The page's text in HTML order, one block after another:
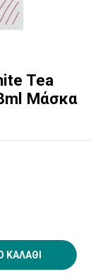
Tea
Μάσκα